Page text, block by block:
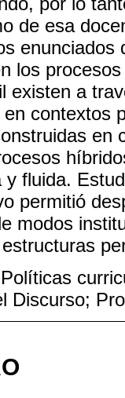
de esa
los
existen a
contextos
en
y fluida.
permitió
modos
Políticas
Discurso;